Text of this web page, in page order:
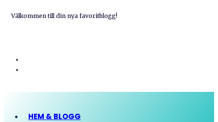
Välkommen till din nya favoritblogg!
HEM & BLOGG